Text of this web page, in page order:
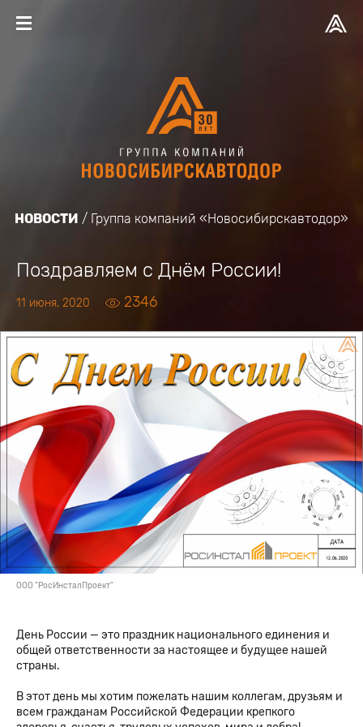
НОВОСТИ Группа компаний «Новосибирскавтодор»
Поздравляем с Днём России!
11 июня, 2020 2346
ООО "РосИнсталПроект"
День России — это праздник национального единения и
общей ответственности за настоящее и будущее нашей
страны.
В этот день мы хотим пожелать нашим коллегам, друзьям и
всем гражданам Российской Федерации крепкого